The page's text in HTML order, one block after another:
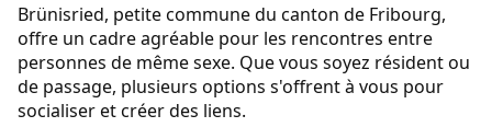
Brünisried, petite commune du canton de Fribourg,
offre un cadre agréable pour les rencontres entre
personnes de même sexe. Que vous soyez résident ou
de passage, plusieurs options s'offrent à vous pour
socialiser et créer des liens.